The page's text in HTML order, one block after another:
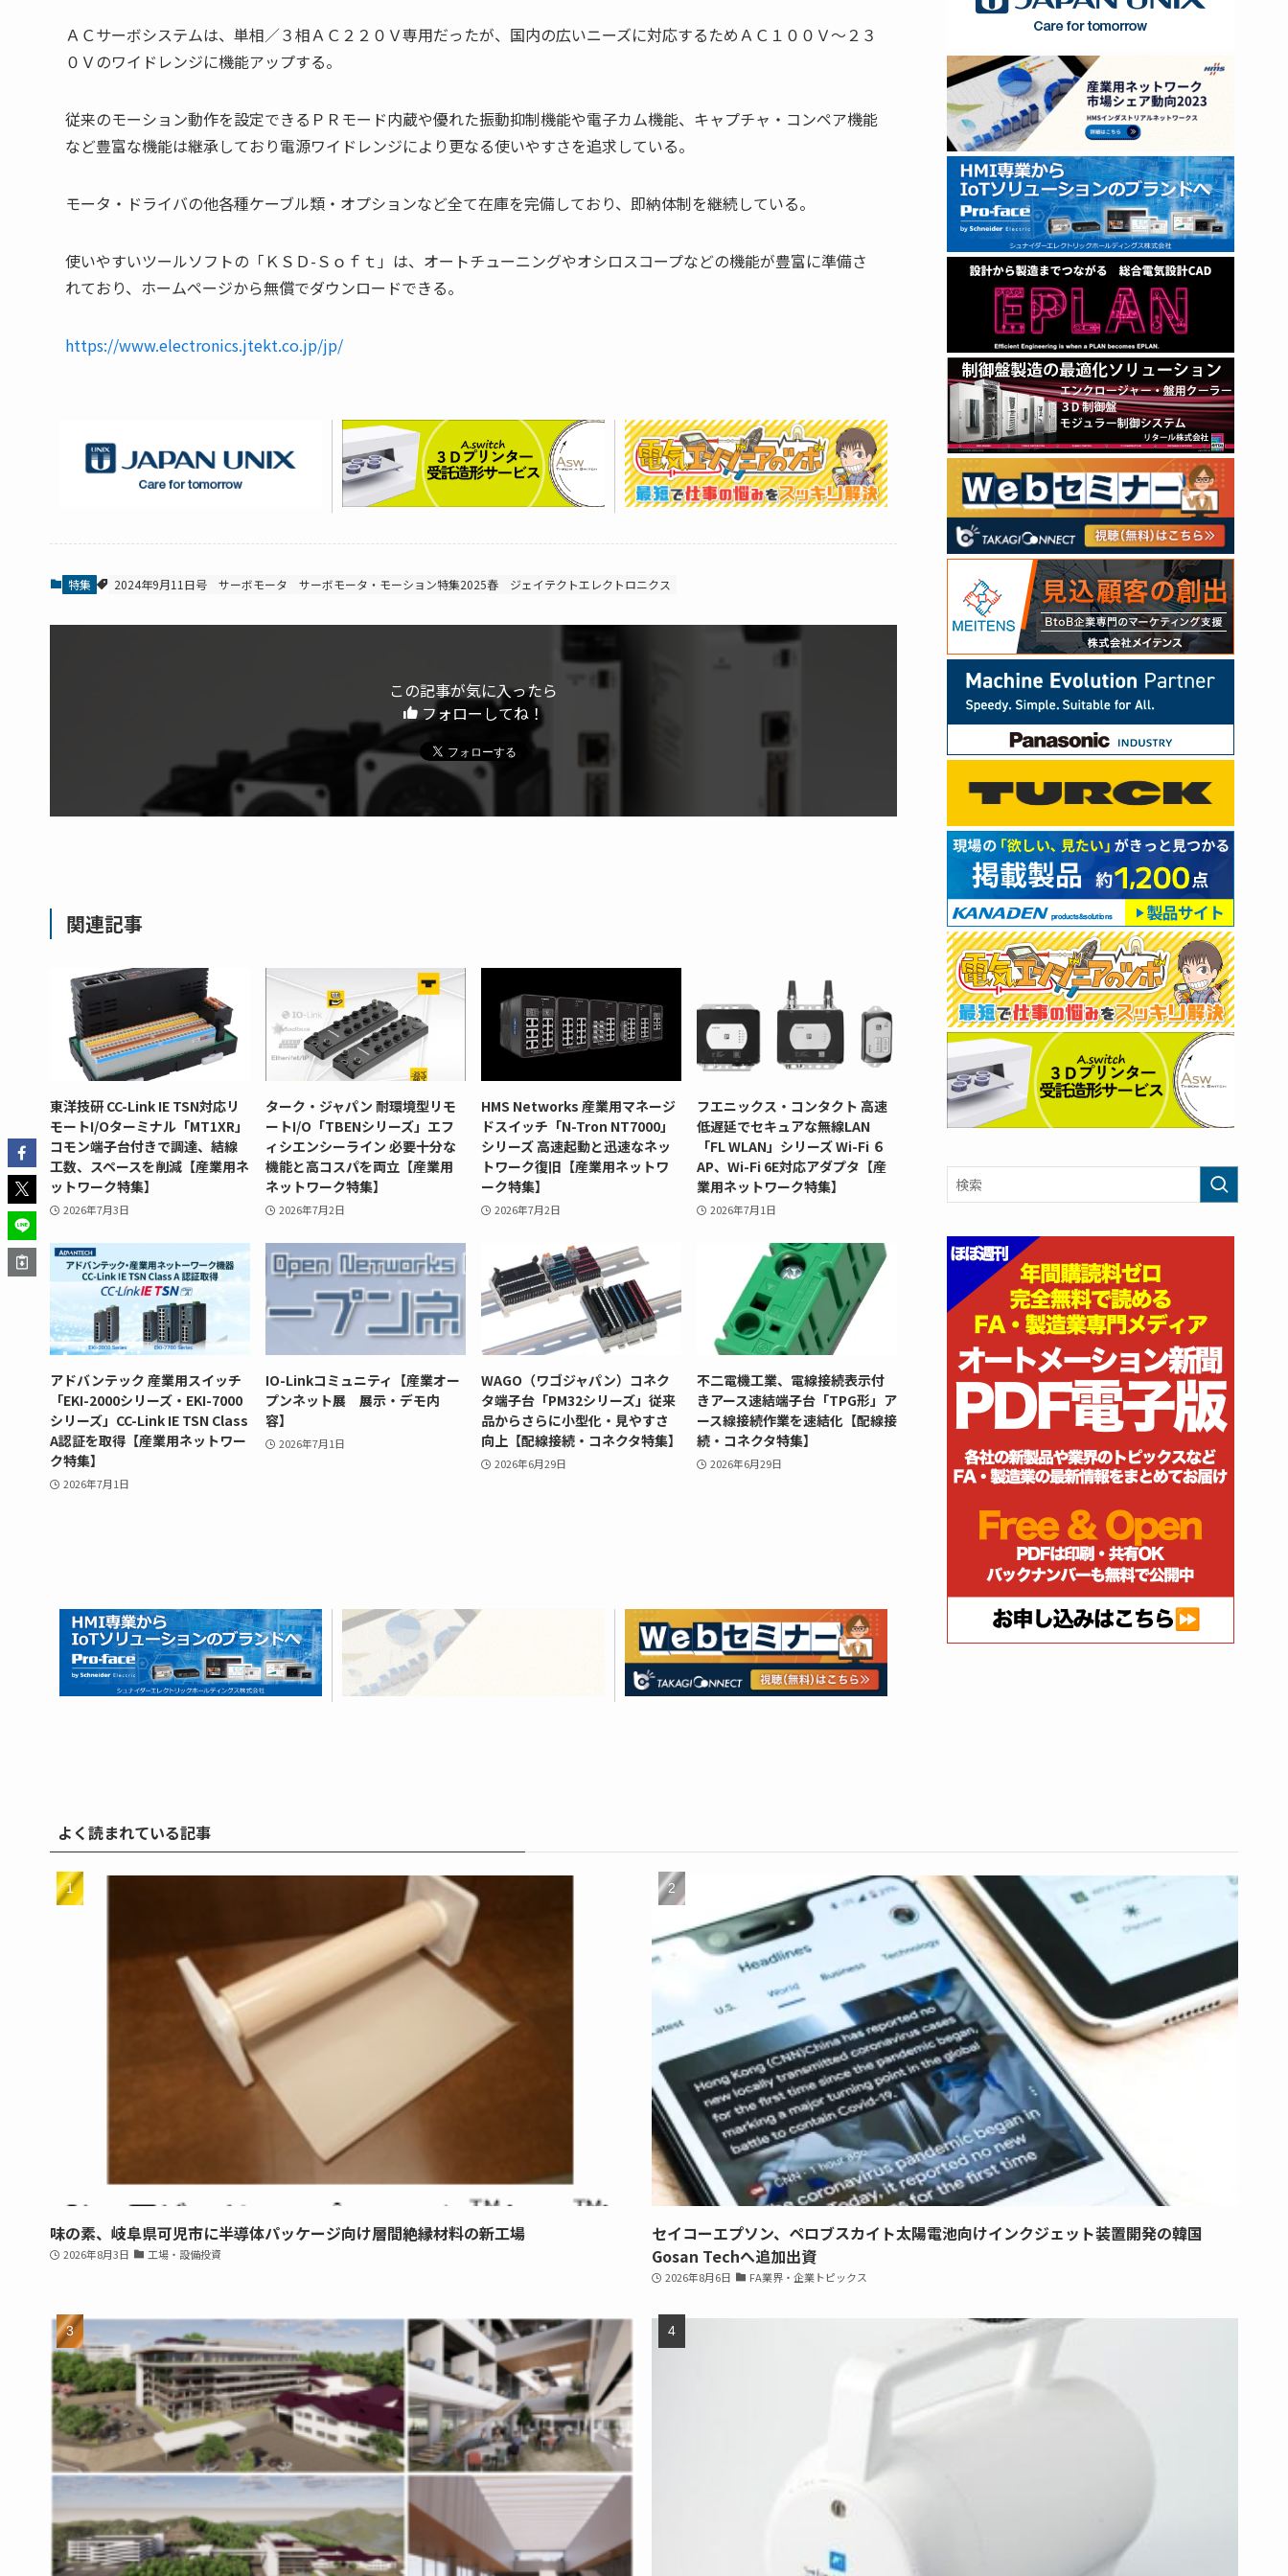
ＡＣサーボシステムは、単相／３相ＡＣ２２０Ｖ専用だったが、国内の広いニーズに対応するためＡＣ１００Ｖ～２３
０Ｖのワイドレンジに機能アップする。
従来のモーション動作を設定できるＰＲモード内蔵や優れた振動抑制機能や電子カム機能、キャプチャ・コンペア機能
など豊富な機能は継承しており電源ワイドレンジにより更なる使いやすさを追求している。
モータ・ドライバの他各種ケーブル類・オプションなど全て在庫を完備しており、即納体制を継続している。
使いやすいツールソフトの「ＫＳＤ-Ｓｏｆｔ」は、オートチューニングやオシロスコープなどの機能が豊富に準備さ
れており、ホームページから無償でダウンロードできる。
https://www.electronics.jtekt.co.jp/jp/
特集 2024年9月11日号 サーボモータ サーボモータ・モーション特集2025春 ジェイテクトエレクトロニクス
この記事が気に入ったら
フォローしてね！
関連記事
東洋技研 CC-Link IE TSN対応リ
モートI/Oターミナル「MT1XR」
コモン端子台付きで調達、結線
工数、スペースを削減【産業用ネ
ットワーク特集】
2026年7月3日
ターク・ジャパン 耐環境型リモ
ートI/O「TBENシリーズ」エフ
ィシエンシーライン 必要十分な
機能と高コスパを両立【産業用
ネットワーク特集】
2026年7月2日
HMS Networks 産業用マネージ
ドスイッチ「N-Tron NT7000」
シリーズ 高速起動と迅速なネッ
トワーク復旧【産業用ネットワ
ーク特集】
2026年7月2日
フエニックス・コンタクト 高速
低遅延でセキュアな無線LAN
「FL WLAN」シリーズ Wi-Fi ６
AP、Wi-Fi 6E対応アダプタ【産
業用ネットワーク特集】
2026年7月1日
アドバンテック 産業用スイッチ
「EKI-2000シリーズ・EKI-7000
シリーズ」CC-Link IE TSN Class
A認証を取得【産業用ネットワー
ク特集】
2026年7月1日
IO-Linkコミュニティ【産業オー
プンネット展 展示・デモ内
容】
2026年7月1日
WAGO（ワゴジャパン）コネク
タ端子台「PM32シリーズ」従来
品からさらに小型化・見やすさ
向上【配線接続・コネクタ特集】
2026年6月29日
不二電機工業、電線接続表示付
きアース速結端子台「TPG形」ア
ース線接続作業を速結化【配線接
続・コネクタ特集】
2026年6月29日
よく読まれている記事
味の素、岐阜県可児市に半導体パッケージ向け層間絶縁材料の新工場
2026年8月3日 工場・設備投資
セイコーエプソン、ペロブスカイト太陽電池向けインクジェット装置開発の韓国
Gosan Techへ追加出資
2026年8月6日 FA業界・企業トピックス